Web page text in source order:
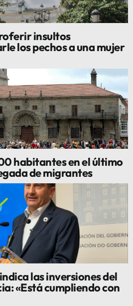
insultos
los pechos a una mujer
habitantes en el último
de migrantes
las inversiones del
«Está cumpliendo con